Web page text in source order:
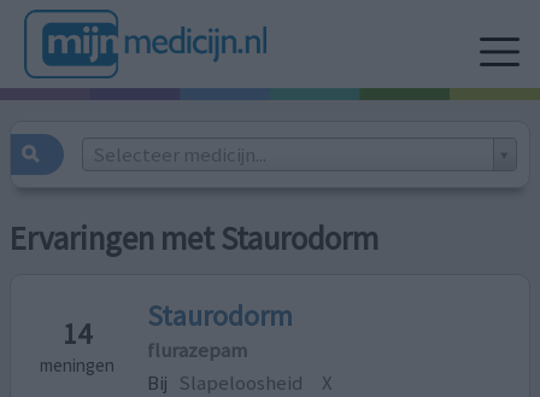
Selecteer medicijn...
Ervaringen met Staurodorm
14
meningen
Staurodorm
flurazepam
Bij Slapeloosheid X